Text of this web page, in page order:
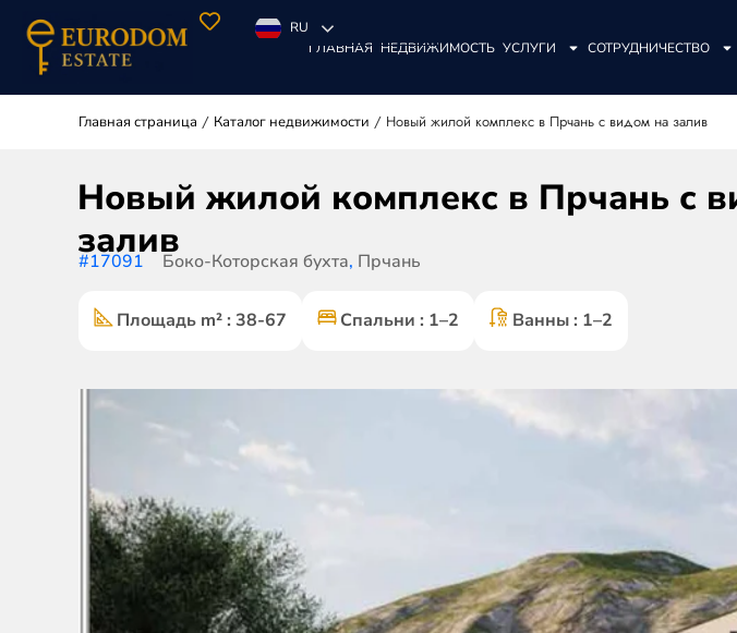
RU
ГЛАВНАЯ НЕДВИЖИМОСТЬ УСЛУГИ СОТРУДНИЧЕСТВО
Главная страница / Каталог недвижимости / Новый жилой комплекс в Прчань с видом на залив
Новый жилой комплекс в Прчань с
залив
#17091 Боко-Которская бухта, Прчань
Площадь m² : 38-67 Спальни : 1–2 Ванны : 1–2